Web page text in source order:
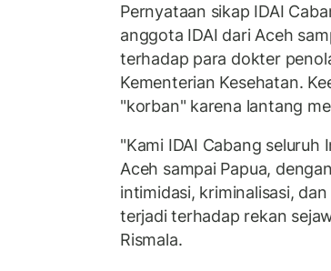
Pernyataan sikap IDAI
anggota IDAI dari Aceh
terhadap para dokter
Kementerian Kesehatan.
"korban" karena lantang
"Kami IDAI Cabang seluruh
Aceh sampai Papua,
intimidasi, kriminalisasi,
terjadi terhadap rekan
Rismala.